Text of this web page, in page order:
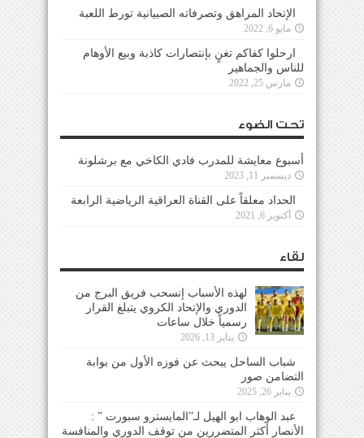
الإتحاد المراهق وتصرفاته الصبيانية تورط اللعبة
مايو 6, 2022
ارحلوا كفاكم تغنٍ بإنتصارات كاذبة وبيع الأوهام
للناس والجماهير
مارس 25, 2022
تحت الضوء
أسبوع معايشة للمدرب فادي الكاخي مع برشلونة
ديسمبر 11, 2023
الحداد معلقاً على القناة العراقية الرياضية الرابعة
أكتوبر 6, 2021
لقاء
لهذه الأسباب إنسحب فريق البرج من
الدوري والإتحاد الكروي يتبلغ القرار
رسمياً خلال ساعات
يناير 13, 2026
شباب الساحل يبحث عن فوزه الأول من بوابة
التضامن صور
يناير 26, 2025
عبد الوهاب ابو الهيل لـ”المايسترو سبورت ” :
الأنصار أكثر المتضررين من توقف الدوري والمنافسة